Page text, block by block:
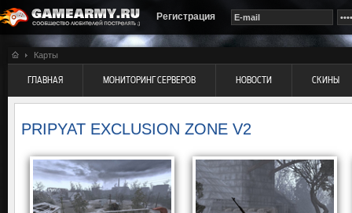
Регистрация
Карты
ГЛАВНАЯ МОНИТОРИНГ СЕРВЕРОВ НОВОСТИ СКИНЫ
PRIPYAT EXCLUSION ZONE V2